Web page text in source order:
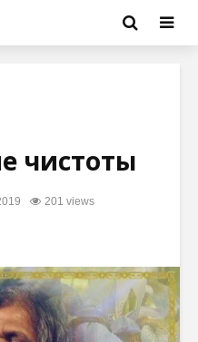
чистоты
201 views